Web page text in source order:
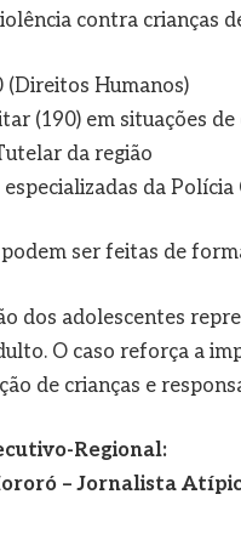
contra crianças
(Direitos Humanos)
(190) em situações de
da região
da Polícia
ser feitas de
dos adolescentes
O caso reforça a
de crianças e
Regional:
– Jornalista